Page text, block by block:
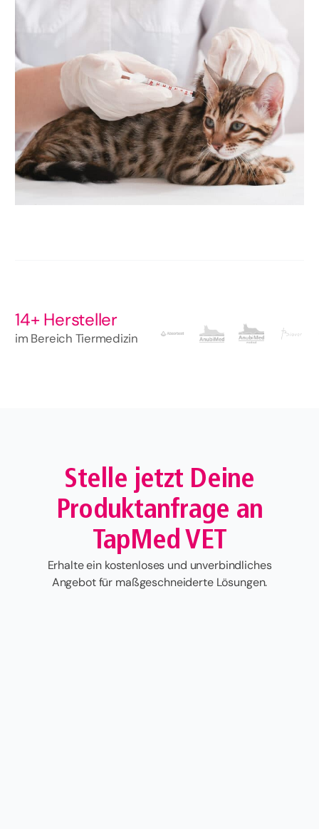
14+ Hersteller
im Bereich Tiermedizin
Stelle jetzt Deine
Produktanfrage an
TapMed VET
Erhalte ein kostenloses und unverbindliches
Angebot für maßgeschneiderte Lösungen.